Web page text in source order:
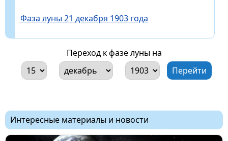
Фаза луны 21 декабря 1903 года
Переход к фазе луны на
Интересные материалы и новости